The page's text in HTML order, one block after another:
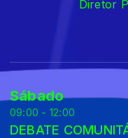
Diretor
Sábado
09:00 - 12:00
DEBATE